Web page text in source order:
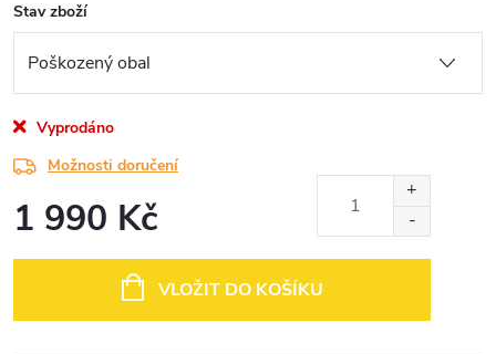
Stav zboží
Vyprodáno
Možnosti doručení
1 990 Kč
VLOŽIT DO KOŠÍKU